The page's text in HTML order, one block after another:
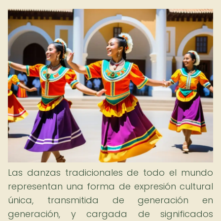
Las danzas tradicionales de todo el mundo
representan una forma de expresión cultural
única, transmitida de generación en
generación, y cargada de significados